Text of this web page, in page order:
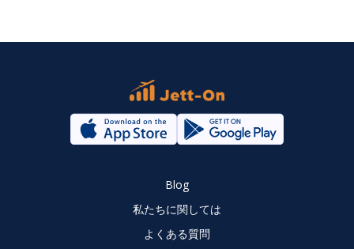
Blog
私たちに関しては
よくある質問